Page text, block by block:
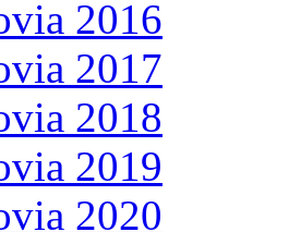
2016
2017
2018
2019
2020